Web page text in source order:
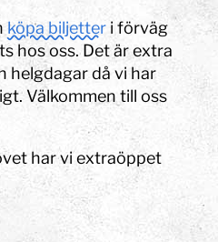
köpa biljetter i förväg
hos oss. Det är extra
helgdagar då vi har
Välkommen till oss
har vi extraöppet